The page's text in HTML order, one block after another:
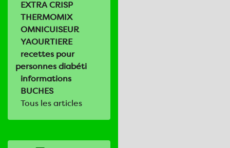
EXTRA CRISP
THERMOMIX
OMNICUISEUR
YAOURTIERE
recettes pour
personnes diabéti
informations
BUCHES
Tous les articles